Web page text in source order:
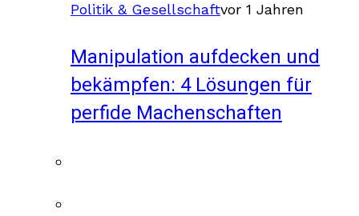
Politik & Gesellschaftvor 1 Jahren
Manipulation aufdecken und
bekämpfen: 4 Lösungen für
perfide Machenschaften